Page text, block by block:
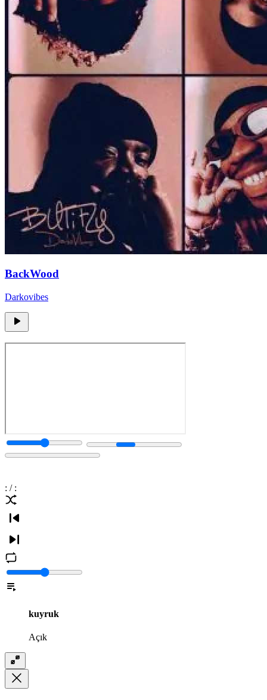
BackWood
Darkovibes
: / :
kuyruk
Açık